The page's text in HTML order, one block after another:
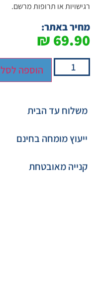
רגישויות או תרופות מרשם.
מחיר באתר:
69.90
₪
הוספה לסל
משלוח עד הבית
ייעוץ מומחה בחינם
קנייה מאובטחת